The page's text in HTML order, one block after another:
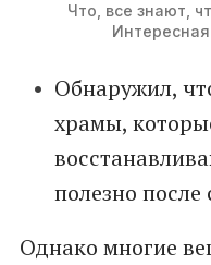
Что, все знают,
Обнаружил,
храмы,
полезно
Однако многие